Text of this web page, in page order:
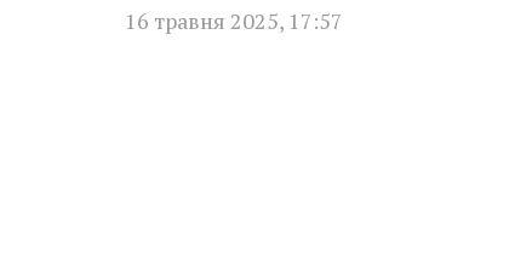
16 травня 2025, 17:57